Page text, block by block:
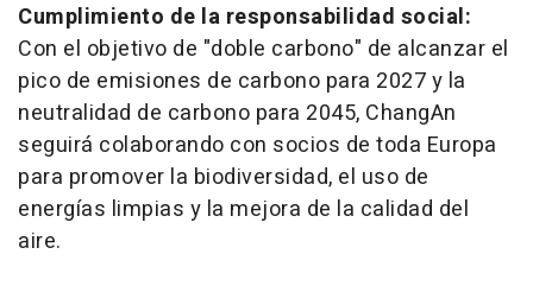
Cumplimiento de la responsabilidad social:
Con el objetivo de "doble carbono" de alcanzar el
pico de emisiones de carbono para 2027 y la
neutralidad de carbono para 2045, ChangAn
seguirá colaborando con socios de toda Europa
para promover la biodiversidad, el uso de
energías limpias y la mejora de la calidad del
aire.